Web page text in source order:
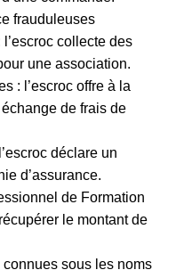
frauduleuses
collecte des
une association.
: l’escroc offre à la
de frais de
déclare un
d’assurance.
de Formation
le montant de
sous les noms